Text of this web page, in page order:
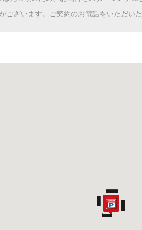
ございます。ご契約のお電話をいただい